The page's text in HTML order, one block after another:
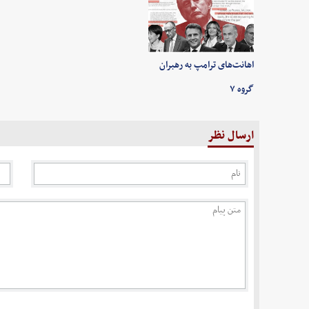
اهانت‌های ترامپ به رهبران
گروه ۷
ارسال نظر